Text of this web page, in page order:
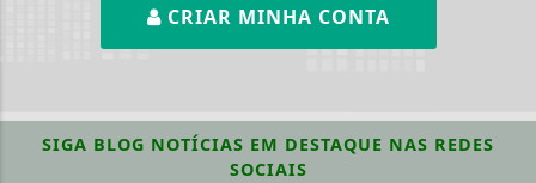
CRIAR MINHA CONTA
SIGA BLOG NOTÍCIAS EM DESTAQUE NAS REDES
SOCIAIS